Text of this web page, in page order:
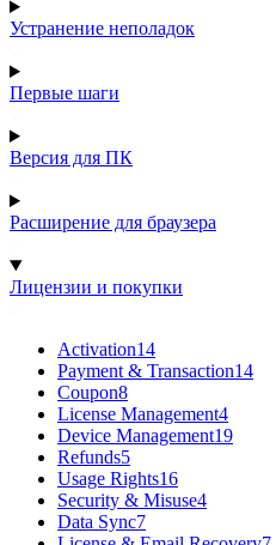
Устранение неполадок
Первые шаги
Версия для ПК
Расширение для браузера
Лицензии и покупки
Activation14
Payment & Transaction14
Coupon8
License Management4
Device Management19
Refunds5
Usage Rights16
Security & Misuse4
Data Sync7